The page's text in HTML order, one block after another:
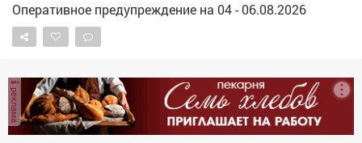
Оперативное предупреждение на 04 - 06.08.2026
реклама